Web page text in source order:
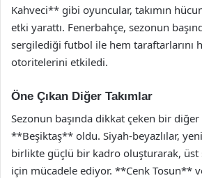
Kahveci** gibi oyuncular, takımın
etki yarattı. Fenerbahçe, sezonun
sergilediği futbol ile hem taraftarlarını
otoritelerini etkiledi.
Öne Çıkan Diğer Takımlar
Sezonun başında dikkat çeken bir diğer
**Beşiktaş** oldu. Siyah-beyazlılar,
birlikte güçlü bir kadro oluşturarak, üst
için mücadele ediyor. **Cenk Tosun**